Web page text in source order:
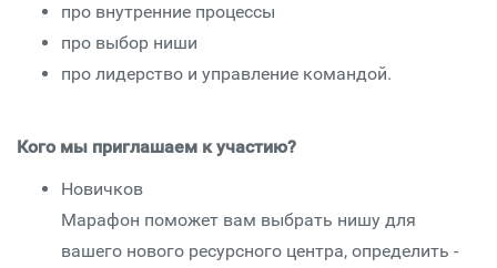
про внутренние процессы
про выбор ниши
про лидерство и управление командой.
Кого мы приглашаем к участию?
Новичков
Марафон поможет вам выбрать нишу для
вашего нового ресурсного центра, определить -